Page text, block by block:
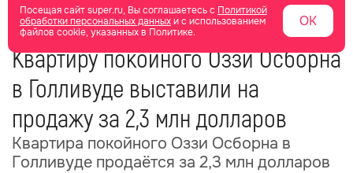
Посещая сайт super.ru, Вы соглашаетесь с Политикой
обработки персональных данныхи с использованием
файлов cookie, указанных в Политике.
ОК
главная новости о звездах новости
08 ноября 2025 06:06
Квартиру покойного Оззи Осборна
в Голливуде выставили на
продажу за 2,3 млн долларов
Квартира покойного Оззи Осборна в
Голливуде продаётся за 2,3 млн долларов